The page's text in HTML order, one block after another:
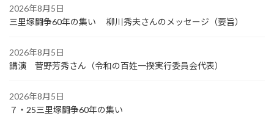
2026年8月5日
三里塚闘争60年の集い 柳川秀夫さんのメッセージ（要旨）
2026年8月5日
講演 菅野芳秀さん（令和の百姓一揆実行委員会代表）
2026年8月5日
７・25三里塚闘争60年の集い